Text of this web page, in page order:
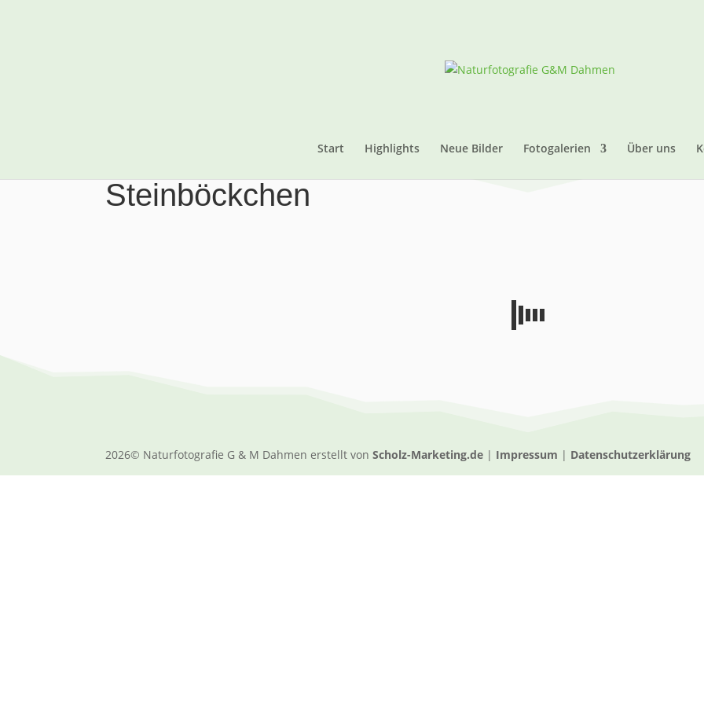
Start Highlights Neue Bilder Fotogalerien Über uns
Steinböckchen
2026© Naturfotografie G & M Dahmen erstellt vonScholz-Marketing.de | Impressum | Datenschutzerklärung